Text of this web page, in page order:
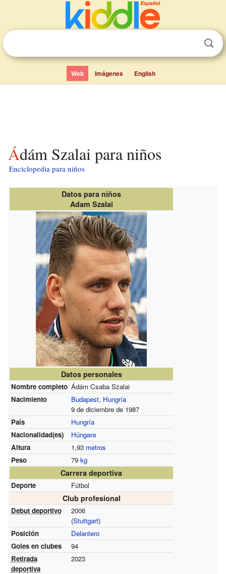
Web Imágenes English
Ádám Szalai para niños
Enciclopedia para niños
Datos para niños
Adam Szalai
Datos personales
Nombre completo Ádám Csaba Szalai
Nacimiento
Budapest, Hungría
9 de diciembre de 1987
País
Hungría
Nacionalidad(es)
Húngara
Altura
1,93 metros
Peso
79 kg
Carrera deportiva
Deporte Fútbol
Club profesional
Debut deportivo
2006
(Stuttgart)
Posición
Delantero
Goles en clubes
94
Retirada
deportiva
2023